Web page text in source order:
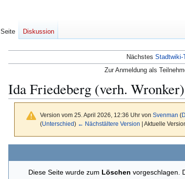
Nächstes Stadtwiki-
Zur Anmeldung als
Ida Friedeberg (verh. Wronker)
Version vom 25. April 2026, 12:36 Uhr von Svenman (
(Unterschied) ← Nächstältere Version | Aktuelle
Navigation
springen
Suche
springenDiese Seite wurde zum Löschen vorgeschlagen.
Seite Diskussion